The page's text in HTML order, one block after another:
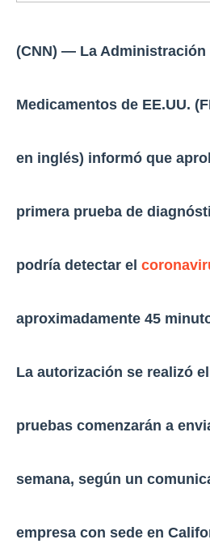
(CNN) — La Administración
Medicamentos de EE.UU.
en inglés) informó que
primera prueba de
podría detectar el
aproximadamente 45
La autorización se realizó
pruebas comenzarán a
semana, según un
empresa con sede en